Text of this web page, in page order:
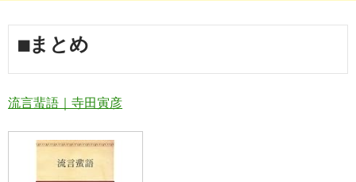
■まとめ
流言蜚語｜寺田寅彦